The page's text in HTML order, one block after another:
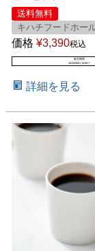
送料無料
キハチフードホー
価格 ¥3,390税込
販売期間
2024/09/01 10:00〜
詳細を見る